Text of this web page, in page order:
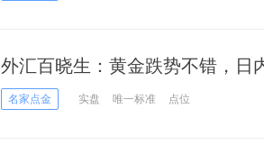
外汇百晓生：黄金跌势不错，日
名家点金 实盘 唯一标准 点位